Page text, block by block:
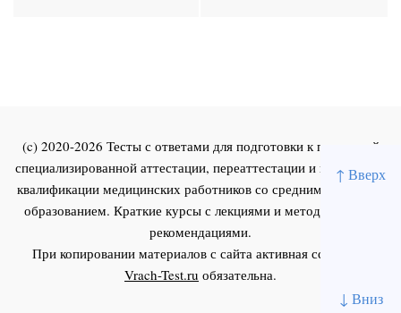
↑ Вверх
↓ Вниз
(c) 2020-2026 Тесты с ответами для подготовки к первичной
специализированной аттестации, переаттестации и повышения
квалификации медицинских работников со средним и высшим
образованием. Краткие курсы с лекциями и методическими
рекомендациями.
При копировании материалов с сайта активная ссылка на
Vrach-Test.ru обязательна.